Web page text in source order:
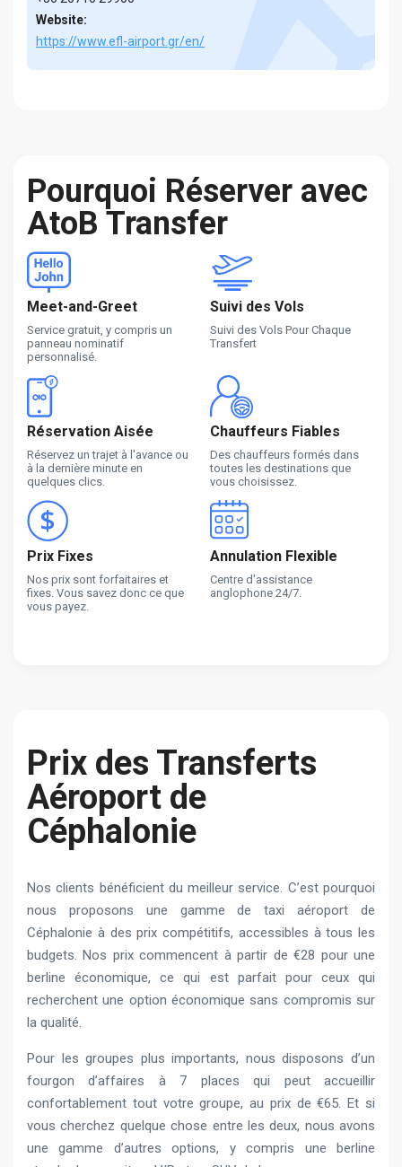
Website:
https://www.efl-airport.gr/en/
Pourquoi Réserver avec
AtoB Transfer
Meet-and-Greet
Service gratuit, y compris un
panneau nominatif
personnalisé.
Suivi des Vols
Suivi des Vols Pour Chaque
Transfert
Réservation Aisée
Réservez un trajet à l'avance ou
à la dernière minute en
quelques clics.
Chauffeurs Fiables
Des chauffeurs formés dans
toutes les destinations que
vous choisissez.
Prix Fixes
Nos prix sont forfaitaires et
fixes. Vous savez donc ce que
vous payez.
Annulation Flexible
Centre d'assistance
anglophone 24/7.
Prix des Transferts
Aéroport de
Céphalonie
Nos clients bénéficient du meilleur service. C’est pourquoi
nous proposons une gamme de taxi aéroport de
Céphalonie à des prix compétitifs, accessibles à tous les
budgets. Nos prix commencent à partir de €28 pour une
berline économique, ce qui est parfait pour ceux qui
recherchent une option économique sans compromis sur
la qualité.
Pour les groupes plus importants, nous disposons d’un
fourgon d’affaires à 7 places qui peut accueillir
confortablement tout votre groupe, au prix de €65. Et si
vous cherchez quelque chose entre les deux, nous avons
une gamme d’autres options, y compris une berline